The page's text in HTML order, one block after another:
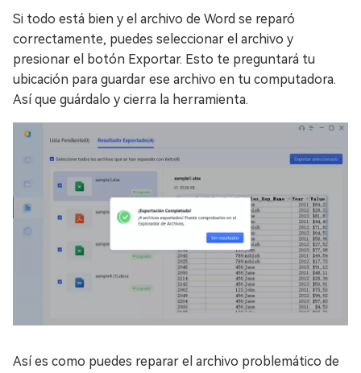
Si todo está bien y el archivo de Word se reparó
correctamente, puedes seleccionar el archivo y
presionar el botón Exportar. Esto te preguntará tu
ubicación para guardar ese archivo en tu computadora.
Así que guárdalo y cierra la herramienta.
Así es como puedes reparar el archivo problemático de